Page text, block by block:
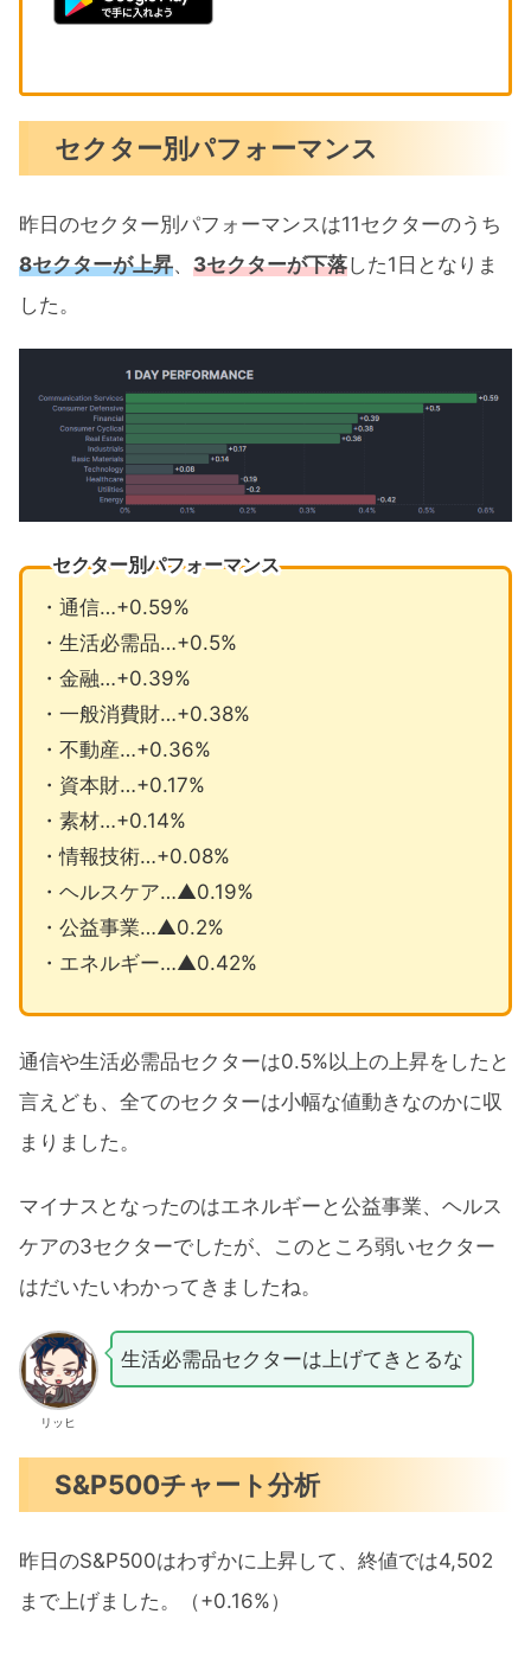
セクター別パフォーマンス
昨日のセクター別パフォーマンスは11セクターのうち
8セクターが上昇、 3セクターが下落した1日となりま
した。
セクター別パフォーマンス
・通信…+0.59%
・生活必需品…+0.5%
・金融…+0.39%
・一般消費財…+0.38%
・不動産…+0.36%
・資本財…+0.17%
・素材…+0.14%
・情報技術…+0.08%
・ヘルスケア…▲0.19%
・公益事業…▲0.2%
・エネルギー…▲0.42%
通信や生活必需品セクターは0.5%以上の上昇をしたと
言えども、全てのセクターは小幅な値動きなのかに収
まりました。
マイナスとなったのはエネルギーと公益事業、ヘルス
ケアの3セクターでしたが、このところ弱いセクター
はだいたいわかってきましたね。
リッヒ
生活必需品セクターは上げてきとるな
S&P500チャート分析
昨日のS&P500はわずかに上昇して、終値では4,502
まで上げました。（+0.16%）